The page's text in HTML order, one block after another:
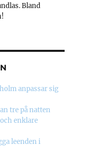
Bland
anpassar sig
tre på natten
enklare
leenden i